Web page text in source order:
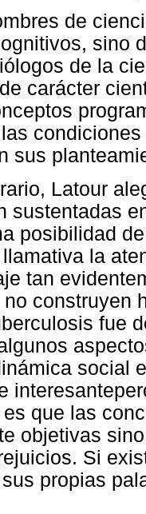
de
sino
de la
carácter
sus
Latour
sustentadas
posibilidad
la
tan
construyen
fue
social
que las
objetivas
Si
propias